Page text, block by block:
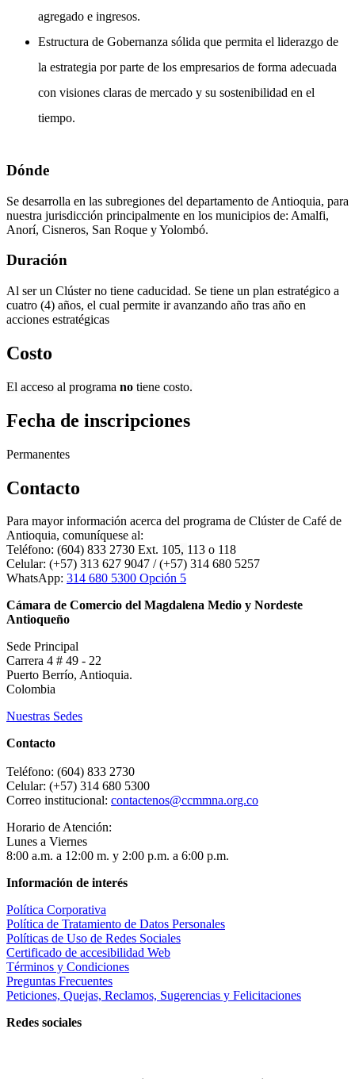
agregado e ingresos.
Estructura de Gobernanza sólida que permita el liderazgo de
la estrategia por parte de los empresarios de forma adecuada
con visiones claras de mercado y su sostenibilidad en el
tiempo.
Dónde
Se desarrolla en las subregiones del departamento de Antioquia, para
nuestra jurisdicción principalmente en los municipios de: Amalfi,
Anorí, Cisneros, San Roque y Yolombó.
Duración
Al ser un Clúster no tiene caducidad. Se tiene un plan estratégico a
cuatro (4) años, el cual permite ir avanzando año tras año en
acciones estratégicas
Costo
El acceso al programa no tiene costo.
Fecha de inscripciones
Permanentes
Contacto
Para mayor información acerca del programa de Clúster de Café de
Antioquia, comuníquese al:
Teléfono: (604) 833 2730 Ext. 105, 113 o 118
Celular: (+57) 313 627 9047 / (+57) 314 680 5257
WhatsApp: 314 680 5300 Opción 5
Cámara de Comercio del Magdalena Medio y Nordeste
Antioqueño
Sede Principal
Carrera 4 # 49 - 22
Puerto Berrío, Antioquia.
Colombia
Nuestras Sedes
Contacto
Teléfono: (604) 833 2730
Celular: (+57) 314 680 5300
Correo institucional: contactenos@ccmmna.org.co
Horario de Atención:
Lunes a Viernes
8:00 a.m. a 12:00 m. y 2:00 p.m. a 6:00 p.m.
Información de interés
Política Corporativa
Política de Tratamiento de Datos Personales
Políticas de Uso de Redes Sociales
Certificado de accesibilidad Web
Términos y Condiciones
Preguntas Frecuentes
Peticiones, Quejas, Reclamos, Sugerencias y Felicitaciones
Redes sociales